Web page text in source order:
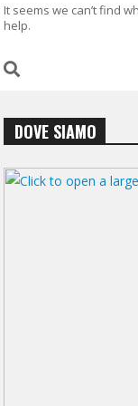
It seems we can’t find
help.
DOVE SIAMO